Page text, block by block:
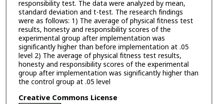
responsibility test. The data were analyzed by mean,
standard deviation and t-test. The research findings
were as follows: 1) The average of physical fitness test
results, honesty and responsibility scores of the
experimental group after implementation was
significantly higher than before implementation at .05
level 2) The average of physical fitness test results,
honesty and responsibility scores of the experimental
group after implementation was significantly higher than
the control group at .05 level
Creative Commons License